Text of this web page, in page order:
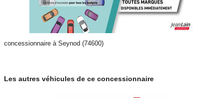
concessionnaire à Seynod (74600)
Les autres véhicules de ce concessionnaire